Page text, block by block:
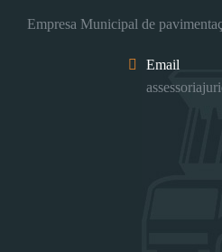
Empresa Municipal de
Email